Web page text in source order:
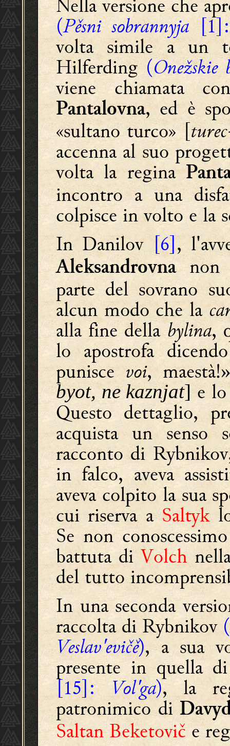
Nella versione che
(Pěsni sobrannyja
volta simile a un
Hilferding(
viene chiamata
Pantalovna, ed è
«sultano turco» [
accenna al suo
volta la regina
incontro a una
colpisce in volto e la
In Danilov [6],
Aleksandrovnanon
parte del sovrano
alcun modo che la
alla fine dellabylina,
lo apostrofa
puniscevoi, maestà!
byot, ne kaznjat]e lo
Questo dettaglio,
acquista un senso
racconto di
in falco, aveva
aveva colpito la sua
cui riserva aSaltyklo
Se non
battuta diVolch
del tutto
In una seconda
raccolta di Rybnikov(
Veslav'evičě), a sua
presente in quella
[15]:Vol'ga), la
patronimico di
Saltan Beketoviče